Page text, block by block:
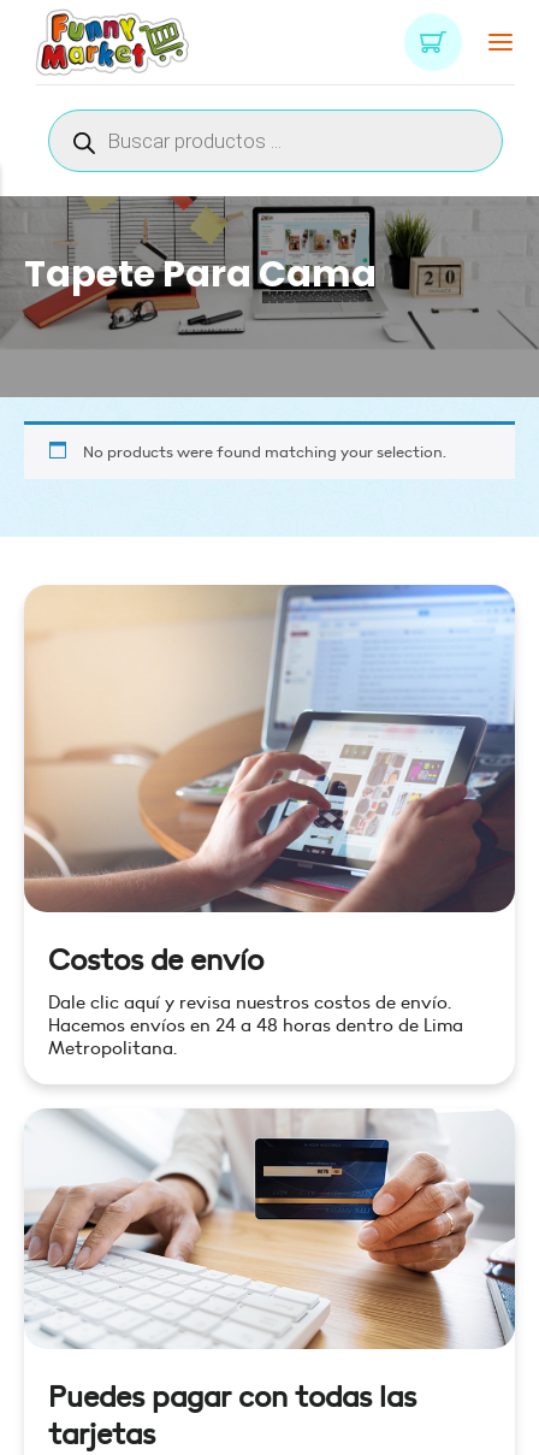
Búsqueda
de
productos
Tapete Para Cama
No products were found matching your selection.
Costos de envío
Dale clic aquí y revisa nuestros costos de envío.
Hacemos envíos en 24 a 48 horas dentro de Lima
Metropolitana.
Puedes pagar con todas las
tarjetas